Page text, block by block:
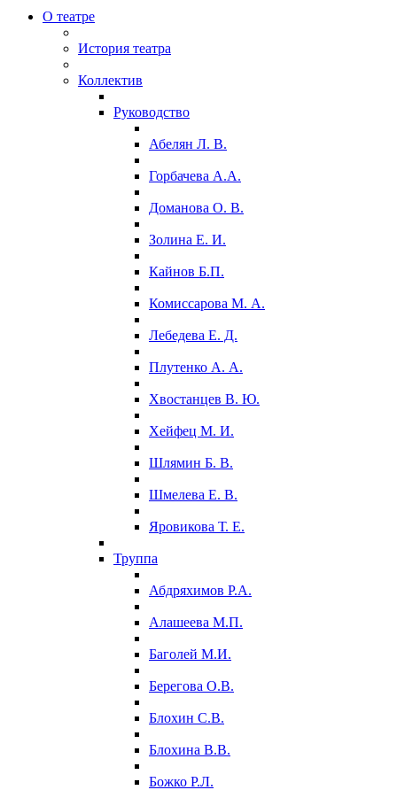
О театре
История театра
Коллектив
Руководство
Абелян Л. В.
Горбачева А.А.
Доманова О. В.
Золина Е. И.
Кайнов Б.П.
Комиссарова М. А.
Лебедева Е. Д.
Плутенко А. А.
Хвостанцев В. Ю.
Хейфец М. И.
Шлямин Б. В.
Шмелева Е. В.
Яровикова Т. Е.
Труппа
Абдряхимов Р.А.
Алашеева М.П.
Баголей М.И.
Берегова О.В.
Блохин С.В.
Блохина В.В.
Божко Р.Л.